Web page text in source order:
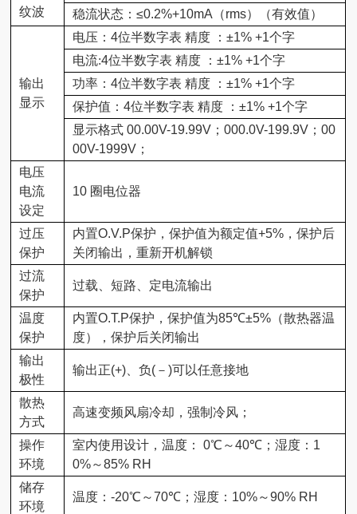
纹波
稳流状态：≤0.2%+10mA （rms）（有效值）
输出
显示
电压 ：4位半数字表 精度 ：±1% +1个字
电流:4位半数字表 精度 ：±1% +1个字
功率：4位半数字表 精度 ：±1% +1个字
保护值：4位半数字表 精度 ：±1% +1个字
显示格式00.00V-19.99V ；000.0V-199.9V ；00
00V-1999V ；
电压
电流
设定
10 圈电位器
过压
保护
内置O.V.P保护，保护值为额定值+5% ，保护后
关闭输出，重新开机解锁
过流
保护
过载、短路、定电流输出
温度
保护
内置O.T.P保护，保护值为85℃±5% （散热器温
度），保护后关闭输出
输出
极性
输出正(+) 、负( －)可以任意接地
散热
方式
高速变频风扇冷却，强制冷风；
操作
环境
室内使用设计，温度：0℃ ～40℃ ；湿度： 1
0%～85% RH
储存
环境
温度：-20℃ ～70℃ ；湿度： 10%～90% RH